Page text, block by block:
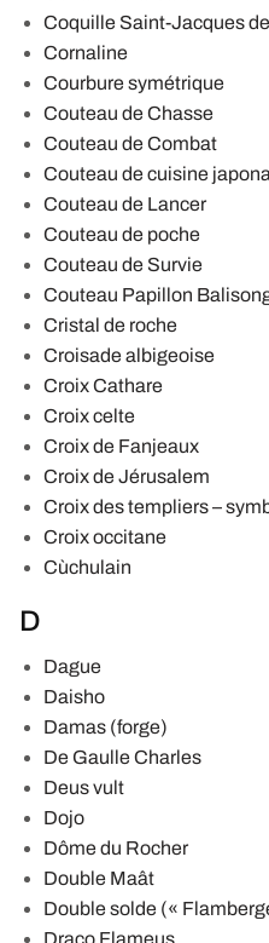
Coquille Saint-Jacques
Cornaline
Courbure symétrique
Couteau de Chasse
Couteau de Combat
Couteau de cuisine
Couteau de Lancer
Couteau de poche
Couteau de Survie
Couteau Papillon
Cristal de roche
Croisade albigeoise
Croix Cathare
Croix celte
Croix de Fanjeaux
Croix de Jérusalem
Croix des templiers –
Croix occitane
Cùchulain
D
Dague
Daisho
Damas (forge)
De Gaulle Charles
Deus vult
Dojo
Dôme du Rocher
Double Maât
Double solde («
Draco Flameus